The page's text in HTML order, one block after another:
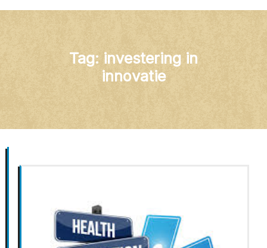
Button
Tag: investering in
innovatie